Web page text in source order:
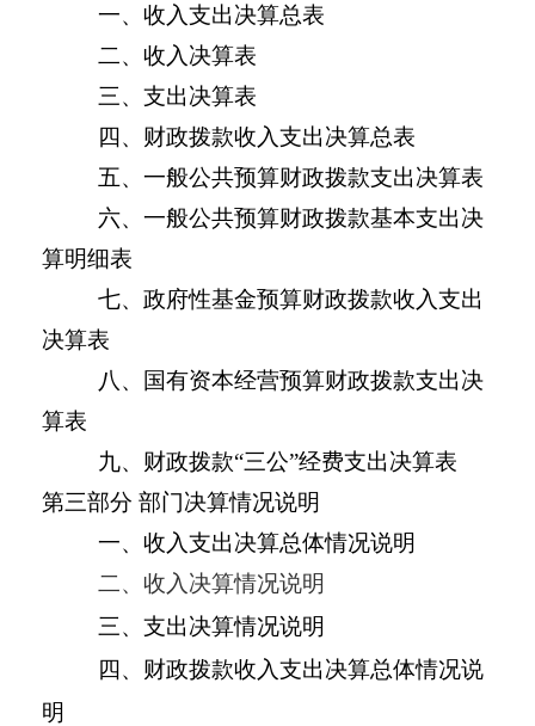
一、收入支出决算总表
二、收入决算表
三、支出决算表
四、财政拨款收入支出决算总表
五、一般公共预算财政拨款支出决算表
六、一般公共预算财政拨款基本支出决
算明细表
七、政府性基金预算财政拨款收入支出
决算表
八、国有资本经营预算财政拨款支出决
算表
九、财政拨款“三公”经费支出决算表
第三部分 部门决算情况说明
一、收入支出决算总体情况说明
二、收入决算情况说明
三、支出决算情况说明
四、财政拨款收入支出决算总体情况说
明